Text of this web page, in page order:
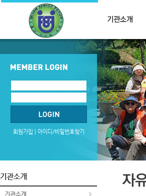
회원가입 아이디/비밀번호찾기